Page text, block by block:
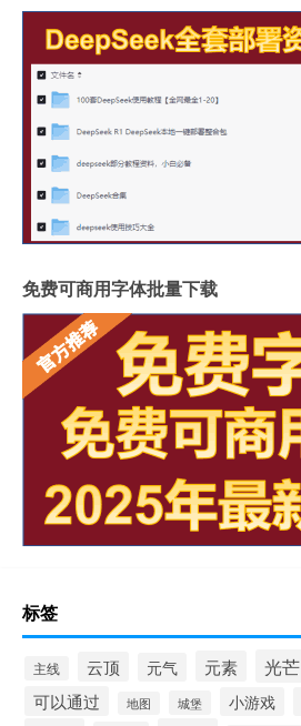
免费可商用字体批量下载
标签
主线 云顶 元气 元素 光芒
可以通过 地图 城堡 小游戏